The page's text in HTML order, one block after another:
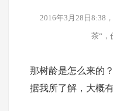
2016年3月28日8:38
茶“，
那树龄是怎么来的？
据我所了解，大概